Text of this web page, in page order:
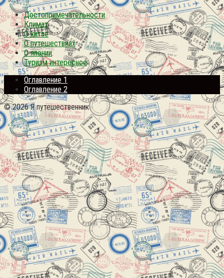
Достопримечательности
Климат
О китае
О путешествиях
О японии
Туризм интересное
Оглавление 1
Оглавление 2
© 2026 Я путешественник